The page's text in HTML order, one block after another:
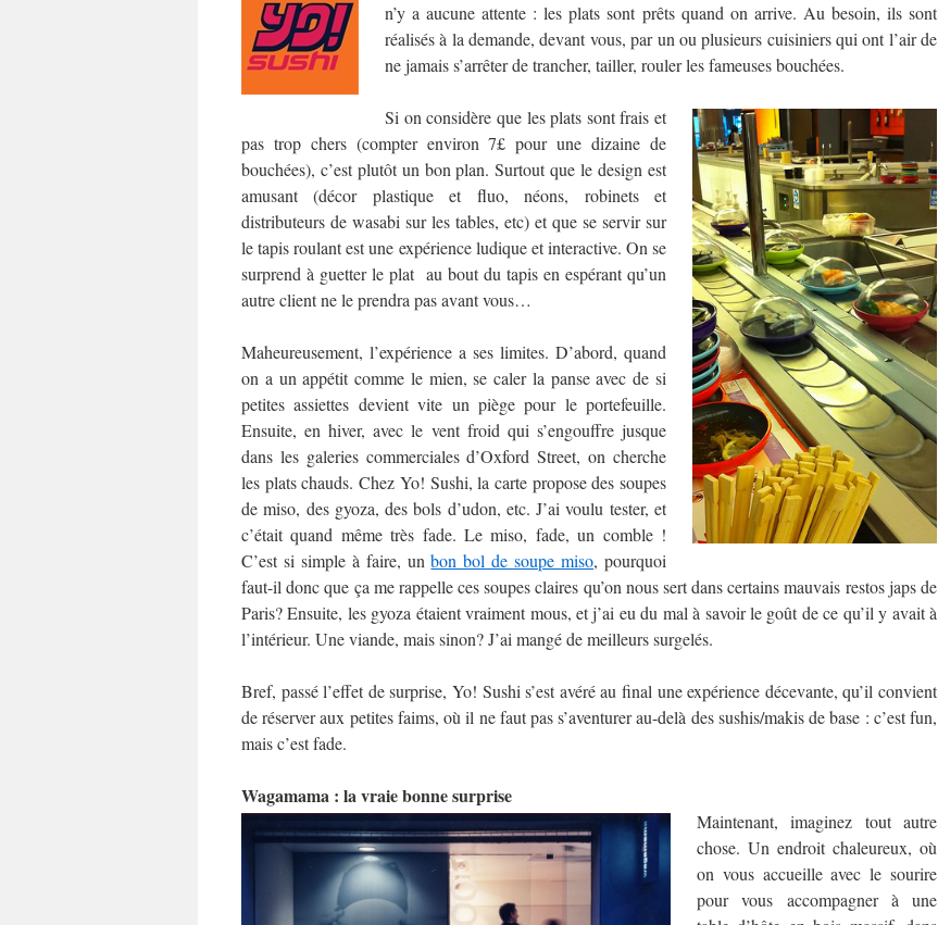
n’y a aucune attente : les plats sont prêts quand on arrive. Au besoin, ils sont
réalisés à la demande, devant vous, par un ou plusieurs cuisiniers qui ont l’air de
ne jamais s’arrêter de trancher, tailler, rouler les fameuses bouchées.
Si on considère que les plats sont frais et
pas trop chers (compter environ 7£ pour une dizaine de
bouchées), c’est plutôt un bon plan. Surtout que le design est
amusant (décor plastique et fluo, néons, robinets et
distributeurs de wasabi sur les tables, etc) et que se servir sur
le tapis roulant est une expérience ludique et interactive. On se
surprend à guetter le plat au bout du tapis en espérant qu’un
autre client ne le prendra pas avant vous…
Maheureusement, l’expérience a ses limites. D’abord, quand
on a un appétit comme le mien, se caler la panse avec de si
petites assiettes devient vite un piège pour le portefeuille.
Ensuite, en hiver, avec le vent froid qui s’engouffre jusque
dans les galeries commerciales d’Oxford Street, on cherche
les plats chauds. Chez Yo! Sushi, la carte propose des soupes
de miso, des gyoza, des bols d’udon, etc. J’ai voulu tester, et
c’était quand même très fade. Le miso, fade, un comble !
C’est si simple à faire, unbon bol de soupe miso, pourquoi
faut-il donc que ça me rappelle ces soupes claires qu’on nous sert dans certains mauvais restos japs de
Paris? Ensuite, les gyoza étaient vraiment mous, et j’ai eu du mal à savoir le goût de ce qu’il y avait à
l’intérieur. Une viande, mais sinon? J’ai mangé de meilleurs surgelés.
Bref, passé l’effet de surprise, Yo! Sushi s’est avéré au final une expérience décevante, qu’il convient
de réserver aux petites faims, où il ne faut pas s’aventurer au-delà des sushis/makis de base : c’est fun,
mais c’est fade.
Wagamama : la vraie bonne surprise
Maintenant, imaginez tout autre
chose. Un endroit chaleureux, où
on vous accueille avec le sourire
pour vous accompagner à une